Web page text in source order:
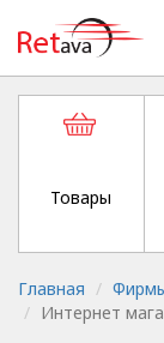
Товары
Главная
Интернет